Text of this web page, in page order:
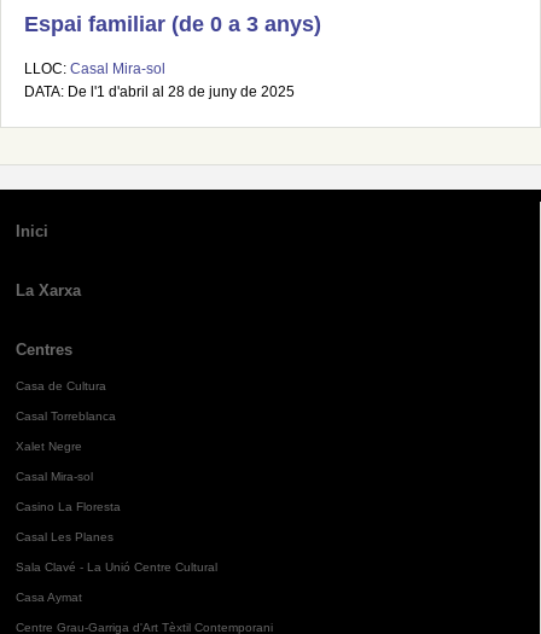
Espai familiar (de 0 a 3 anys)
LLOC: Casal Mira-sol
DATA: De l'1 d'abril al 28 de juny de 2025
Inici
La Xarxa
Centres
Casa de Cultura
Casal Torreblanca
Xalet Negre
Casal Mira-sol
Casino La Floresta
Casal Les Planes
Sala Clavé - La Unió Centre Cultural
Casa Aymat
Centre Grau-Garriga d'Art Tèxtil Contemporani